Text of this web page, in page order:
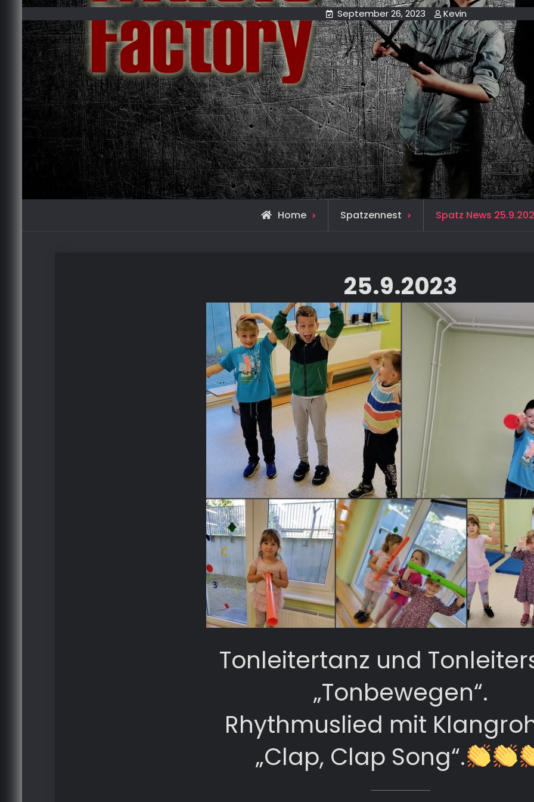
September 26, 2023 Kevin
Home Spatzennest Spatz News
25.9.2023
Tonleitertanz und
„Tonbewegen“.
Rhythmuslied mit
„Clap, Clap Song“.